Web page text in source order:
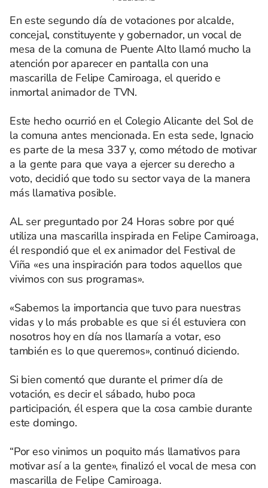
En este segundo día de votaciones por alcalde,
concejal, constituyente y gobernador, un vocal de
mesa de la comuna de Puente Alto llamó mucho la
atención por aparecer en pantalla con una
mascarilla de Felipe Camiroaga, el querido e
inmortal animador de TVN.
Este hecho ocurrió en el Colegio Alicante del Sol de
la comuna antes mencionada. En esta sede, Ignacio
es parte de la mesa 337 y, como método de motivar
a la gente para que vaya a ejercer su derecho a
voto, decidió que todo su sector vaya de la manera
más llamativa posible.
AL ser preguntado por 24 Horas sobre por qué
utiliza una mascarilla inspirada en Felipe Camiroaga,
él respondió que el ex animador del Festival de
Viña «es una inspiración para todos aquellos que
vivimos con sus programas».
«Sabemos la importancia que tuvo para nuestras
vidas y lo más probable es que si él estuviera con
nosotros hoy en día nos llamaría a votar, eso
también es lo que queremos», continuó diciendo.
Si bien comentó que durante el primer día de
votación, es decir el sábado, hubo poca
participación, él espera que la cosa cambie durante
este domingo.
“Por eso vinimos un poquito más llamativos para
motivar así a la gente», finalizó el vocal de mesa con
mascarilla de Felipe Camiroaga.